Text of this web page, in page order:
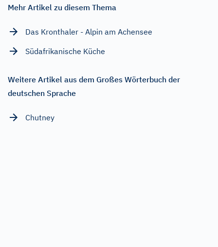
Mehr Artikel zu diesem Thema
Das Kronthaler - Alpin am Achensee
Südafrikanische Küche
Weitere Artikel aus dem Großes Wörterbuch der
deutschen Sprache
Chutney